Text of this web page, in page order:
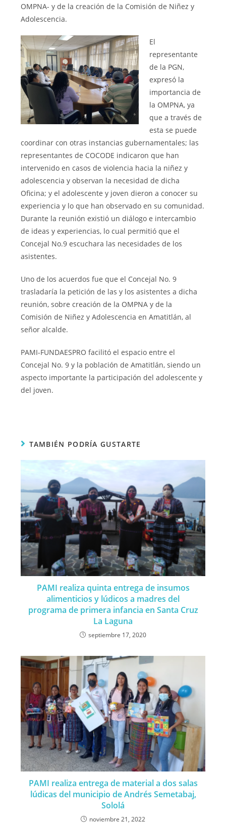
OMPNA- y de la creación de la Comisión de Niñez y
Adolescencia.
El
representante
de la PGN,
expresó la
importancia de
la OMPNA, ya
que a través de
esta se puede
coordinar con otras instancias gubernamentales; las
representantes de COCODE indicaron que han
intervenido en casos de violencia hacia la niñez y
adolescencia y observan la necesidad de dicha
Oficina; y el adolescente y joven dieron a conocer su
experiencia y lo que han observado en su comunidad.
Durante la reunión existió un diálogo e intercambio
de ideas y experiencias, lo cual permitió que el
Concejal No.9 escuchara las necesidades de los
asistentes.
Uno de los acuerdos fue que el Concejal No. 9
trasladaría la petición de las y los asistentes a dicha
reunión, sobre creación de la OMPNA y de la
Comisión de Niñez y Adolescencia en Amatitlán, al
señor alcalde.
PAMI-FUNDAESPRO facilitó el espacio entre el
Concejal No. 9 y la población de Amatitlán, siendo un
aspecto importante la participación del adolescente y
del joven.
TAMBIÉN PODRÍA GUSTARTE
PAMI realiza quinta entrega de insumos
alimenticios y lúdicos a madres del
programa de primera infancia en Santa Cruz
La Laguna
septiembre 17, 2020
PAMI realiza entrega de material a dos salas
lúdicas del municipio de Andrés Semetabaj,
Sololá
noviembre 21, 2022